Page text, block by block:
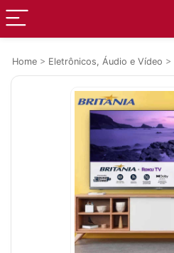
Home > Eletrônicos, Áudio e Vídeo >